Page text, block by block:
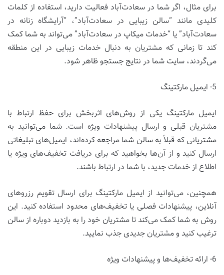
برای مثال، اگر شما در سعادت‌آباد فعالیت دارید، استفاده از کلمات
کلیدی مانند “سالن زیبایی در سعادت‌آباد”، “آرایشگاه زنانه در
سعادت‌آباد” یا “خدمات میکاپ در سعادت‌آباد” می‌تواند به شما کمک
کند تا زمانی که مشتریان به دنبال خدمات زیبایی در این منطقه
می‌گردند، سایت شما در نتایج جستجو ظاهر شود.
5- ایمیل مارکتینگ
ایمیل مارکتینگ یکی از روش‌های اثربخش برای حفظ ارتباط با
مشتریان قبلی و ارسال پیشنهادات ویژه است. شما می‌توانید به
مشتریانی که قبلاً به سالن شما مراجعه کرده‌اند، ایمیل‌های تبلیغاتی
ارسال کنید و از آن‌ها بخواهید که برای دریافت تخفیف‌های ویژه یا
اطلاع از خدمات جدید، با شما در ارتباط باشند.
همچنین، می‌توانید از ایمیل مارکتینگ برای ارسال تقویم رزروهای
آنلاین، پیشنهادات فصلی یا تخفیف‌های محدود استفاده کنید. این
روش به شما کمک می‌کند تا مشتریان خود را به بازدید دوباره از سالن
ترغیب کنید و مشتریان جدیدی جذب نمایید.
6- ارائه تخفیف‌ها و پیشنهادات ویژه